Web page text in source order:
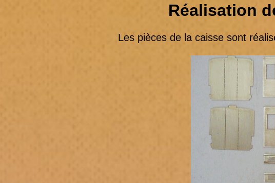
Réalisation
Les pièces de la caisse sont